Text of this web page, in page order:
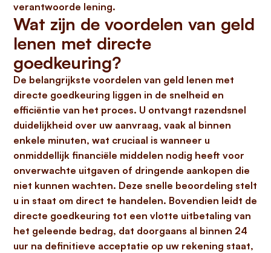
verantwoorde lening.
Wat zijn de voordelen van geld
lenen met directe
goedkeuring?
De belangrijkste voordelen van geld lenen met
directe goedkeuring liggen in de snelheid en
efficiëntie van het proces. U ontvangt razendsnel
duidelijkheid over uw aanvraag, vaak al binnen
enkele minuten, wat cruciaal is wanneer u
onmiddellijk financiële middelen nodig heeft voor
onverwachte uitgaven of dringende aankopen die
niet kunnen wachten. Deze snelle beoordeling stelt
u in staat om direct te handelen. Bovendien leidt de
directe goedkeuring tot een vlotte uitbetaling van
het geleende bedrag, dat doorgaans al binnen 24
uur na definitieve acceptatie op uw rekening staat,